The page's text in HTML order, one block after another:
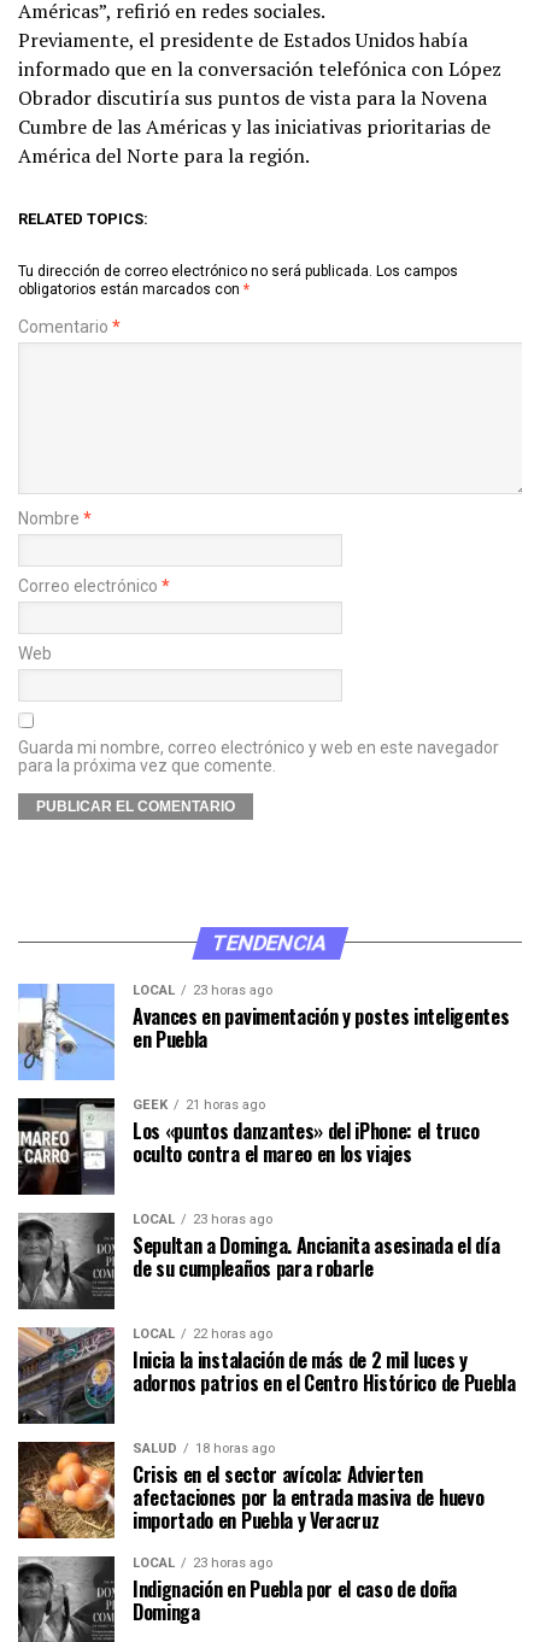
Américas”, refirió en redes sociales.
Previamente, el presidente de Estados Unidos había
informado que en la conversación telefónica con López
Obrador discutiría sus puntos de vista para la Novena
Cumbre de las Américas y las iniciativas prioritarias de
América del Norte para la región.
RELATED TOPICS:
Tu dirección de correo electrónico no será publicada. Los campos
obligatorios están marcados con *
Comentario *
Nombre *
Correo electrónico *
Web
Guarda mi nombre, correo electrónico y web en este navegador
para la próxima vez que comente.
TENDENCIA
LOCAL 23 horas ago
Avances en pavimentación y postes inteligentes
en Puebla
GEEK 21 horas ago
Los «puntos danzantes» del iPhone: el truco
oculto contra el mareo en los viajes
LOCAL 23 horas ago
Sepultan a Dominga. Ancianita asesinada el día
de su cumpleaños para robarle
LOCAL 22 horas ago
Inicia la instalación de más de 2 mil luces y
adornos patrios en el Centro Histórico de Puebla
SALUD 18 horas ago
Crisis en el sector avícola: Advierten
afectaciones por la entrada masiva de huevo
importado en Puebla y Veracruz
LOCAL 23 horas ago
Indignación en Puebla por el caso de doña
Dominga